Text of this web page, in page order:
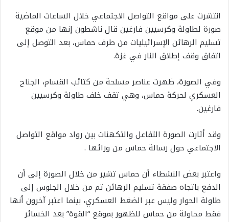
انتشرت على مواقع التواصل الاجتماعي خلال الساعات الماضية
صورة لطاولة وكرسيين فارغين قال ناشطون إنها من موقع
تسليم الرهائن الإسرائيليات من طرف حماس، بعد التوصل إلى
اتفاق وقف إطلاق النار في غزة.
وفي الصورة، ظهرت عناصر مسلحة من كتائب القسام، الجناح
العسكري لحركة حماس، وهي تقف خلف طاولة وكرسيين
فارغين.
وقد أثارت الصورة التفاعل والتكهنات بين رواد مواقع التواصل
الاجتماعي حول رسالة حماس من ورائها .
واعتبر بعض النشطاء أن حماس تشير من خلال الصورة إلى أن
الدفع باتجاه صفقة تسليم الرهائن تم من خلال الجلوس إلى
طاولة الحوار وليس عبر الضغط العسكري، بينما اعتبر آخرون أنها
فقط محاولة من حماس للظهور بموقع “القوة” بعد الخسائر